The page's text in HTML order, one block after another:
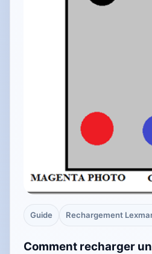
Guide Rechargement
Comment recharger